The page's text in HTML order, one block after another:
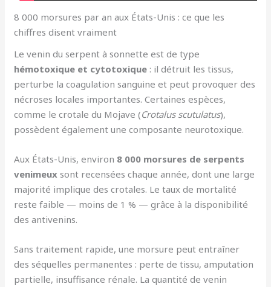
8 000 morsures par an aux États-Unis : ce que les
chiffres disent vraiment
Le venin du serpent à sonnette est de type
hémotoxique et cytotoxique : il détruit les tissus,
perturbe la coagulation sanguine et peut provoquer des
nécroses locales importantes. Certaines espèces,
comme le crotale du Mojave (Crotalus scutulatus),
possèdent également une composante neurotoxique.
Aux États-Unis, environ 8 000 morsures de serpents
venimeux sont recensées chaque année, dont une large
majorité implique des crotales. Le taux de mortalité
reste faible — moins de 1 % — grâce à la disponibilité
des antivenins.
Sans traitement rapide, une morsure peut entraîner
des séquelles permanentes : perte de tissu, amputation
partielle, insuffisance rénale. La quantité de venin